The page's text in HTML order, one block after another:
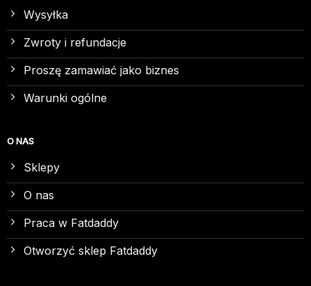
Wysyłka
Zwroty i refundacje
Proszę zamawiać jako biznes
Warunki ogólne
O NAS
Sklepy
O nas
Praca w Fatdaddy
Otworzyć sklep Fatdaddy